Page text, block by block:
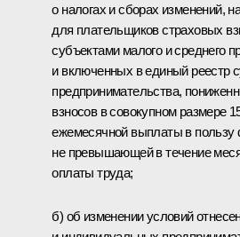
о налогах и сборах изменений,
для плательщиков страховых
субъектами малого и среднего
и включенных в единый реестр
предпринимательства,
взносов в совокупном размере
ежемесячной выплаты в пользу
не превышающей в течение
оплаты труда;
б) об изменении условий